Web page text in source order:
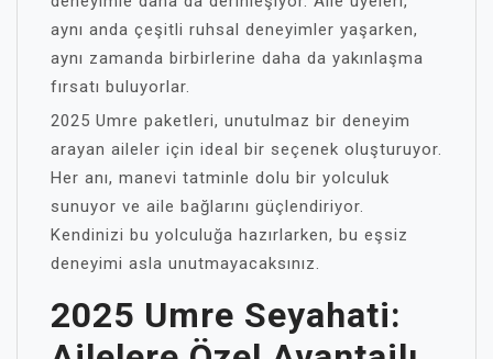
aynı anda çeşitli ruhsal deneyimler yaşarken,
aynı zamanda birbirlerine daha da yakınlaşma
fırsatı buluyorlar.
2025 Umre paketleri, unutulmaz bir deneyim
arayan aileler için ideal bir seçenek oluşturuyor.
Her anı, manevi tatminle dolu bir yolculuk
sunuyor ve aile bağlarını güçlendiriyor.
Kendinizi bu yolculuğa hazırlarken, bu eşsiz
deneyimi asla unutmayacaksınız.
2025 Umre Seyahati: